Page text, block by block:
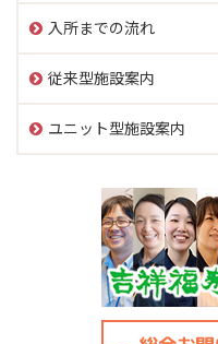
入所までの流れ
従来型施設案内
ユニット型施設案内